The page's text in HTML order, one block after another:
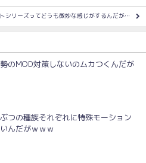
トシリーズってどうも微妙な感じがするんだが…
勢のMOD対策しないのムカつくんだが
ぶつの種族それぞれに特殊モーション
んだがｗｗｗ